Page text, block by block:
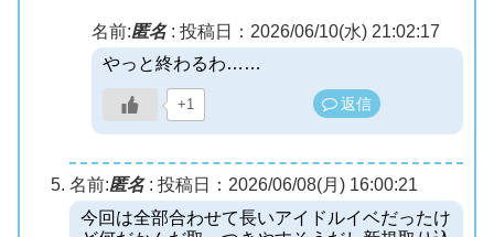
名前:匿名: 投稿日：2026/06/10(水) 21:02:17
やっと終わるわ……
+1 返信
名前:匿名: 投稿日：2026/06/08(月) 16:00:21
今回は全部合わせて長いアイドルイベだったけ